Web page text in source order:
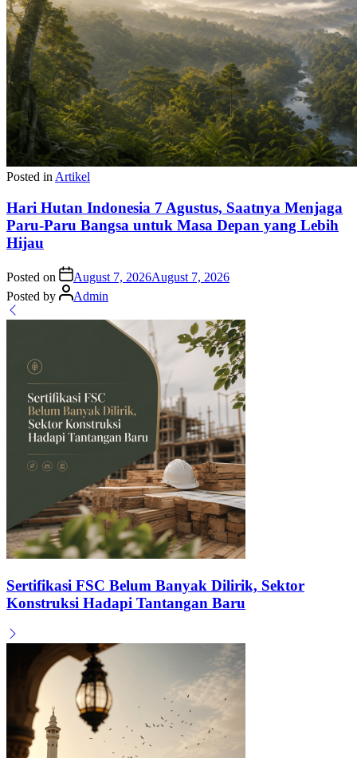
Posted in Artikel
Hari Hutan Indonesia 7 Agustus, Saatnya Menjaga
Paru-Paru Bangsa untuk Masa Depan yang Lebih
Hijau
Posted on August 7, 2026August 7, 2026
Posted by
Admin
Sertifikasi FSC Belum Banyak Dilirik, Sektor
Konstruksi Hadapi Tantangan Baru